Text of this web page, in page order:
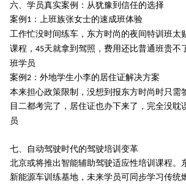
六、学员真实案例：从犹豫到信任的选择
案例 1：上班族张女士的速成班体验
工作忙没时间练车，东方时尚的夜间特训班太
课程， 45天就拿到驾照，费用还比普通班贵不
班学员
案例 2：外地学生小李的居住证解决方案
本来担心政策限制，没想到报东方时尚时只需
目二都考完了，居住证也办下来了，完全没
员
七、自动驾驶时代的驾驶培训变革
北京或将推出智能辅助驾驶适应性培训课程。
新能源车训练基地，未来学员可同步学习传统